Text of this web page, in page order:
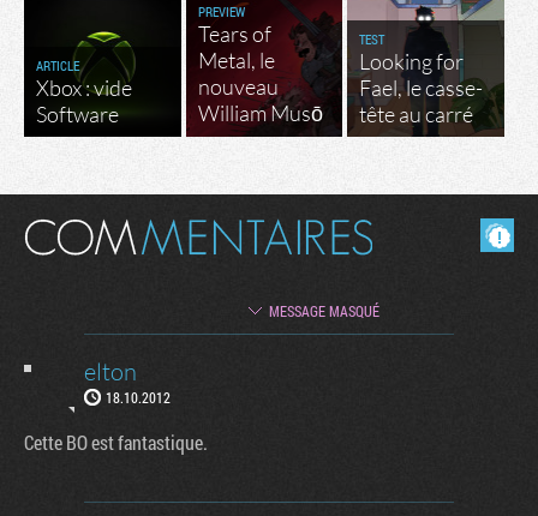
ARTICLE
Xbox : vide
Software
PREVIEW
Tears of
Metal, le
nouveau
William Musō
TEST
Looking for
Fael, le casse-
tête au carré
Masquer les commentaires lus.
MESSAGE MASQUÉ
elton
18.10.2012
Cette BO est fantastique.